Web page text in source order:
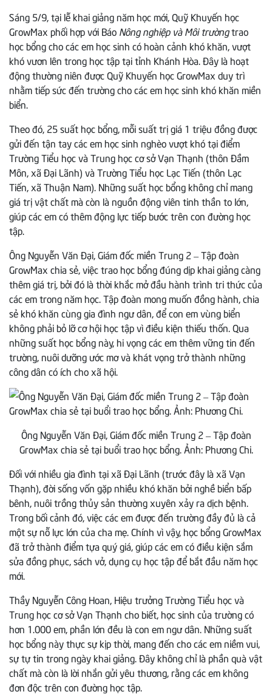
Sáng 5/9, tại lễ khai giảng năm học mới, Quỹ Khuyến học
GrowMax phối hợp với Báo Nông nghiệp và Môi trườngtrao
học bổng cho các em học sinh có hoàn cảnh khó khăn, vượt
khó vươn lên trong học tập tại tỉnh Khánh Hòa. Đây là hoạt
động thường niên được Quỹ Khuyến học GrowMax duy trì
nhằm tiếp sức đến trường cho các em học sinh khó khăn miền
biển.
Theo đó, 25 suất học bổng, mỗi suất trị giá 1 triệu đồng được
gửi đến tận tay các em học sinh nghèo vượt khó tại điểm
Trường Tiểu học và Trung học cơ sở Vạn Thạnh (thôn Đầm
Môn, xã Đại Lãnh) và Trường Tiểu học Lạc Tiến (thôn Lạc
Tiến, xã Thuận Nam). Những suất học bổng không chỉ mang
giá trị vật chất mà còn là nguồn động viên tinh thần to lớn,
giúp các em có thêm động lực tiếp bước trên con đường học
tập.
Ông Nguyễn Văn Đại, Giám đốc miền Trung 2 – Tập đoàn
GrowMax chia sẻ, việc trao học bổng đúng dịp khai giảng càng
thêm giá trị, bởi đó là thời khắc mở đầu hành trình tri thức của
các em trong năm học. Tập đoàn mong muốn đồng hành, chia
sẻ khó khăn cùng gia đình ngư dân, để con em vùng biển
không phải bỏ lỡ cơ hội học tập vì điều kiện thiếu thốn. Qua
những suất học bổng này, hi vọng các em thêm vững tin đến
trường, nuôi dưỡng ước mơ và khát vọng trở thành những
công dân có ích cho xã hội.
Ông Nguyễn Văn Đại, Giám đốc miền Trung 2 – Tập đoàn
GrowMax chia sẻ tại buổi trao học bổng. Ảnh: Phương Chi.
Đối với nhiều gia đình tại xã Đại Lãnh (trước đây là xã Vạn
Thạnh), đời sống vốn gặp nhiều khó khăn bởi nghề biển bấp
bênh, nuôi trồng thủy sản thường xuyên xảy ra dịch bệnh.
Trong bối cảnh đó, việc các em được đến trường đầy đủ là cả
một sự nỗ lực lớn của cha mẹ. Chính vì vậy, học bổng GrowMax
đã trở thành điểm tựa quý giá, giúp các em có điều kiện sắm
sửa đồng phục, sách vở, dụng cụ học tập để bắt đầu năm học
mới.
Thầy Nguyễn Công Hoan, Hiệu trưởng Trường Tiểu học và
Trung học cơ sở Vạn Thạnh cho biết, học sinh của trường có
hơn 1.000 em, phần lớn đều là con em ngư dân. Những suất
học bổng này thực sự kịp thời, mang đến cho các em niềm vui,
sự tự tin trong ngày khai giảng. Đây không chỉ là phần quà vật
chất mà còn là lời nhắn gửi yêu thương, rằng các em không
đơn độc trên con đường học tập.